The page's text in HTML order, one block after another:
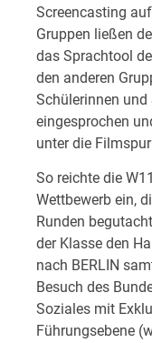
Screencasting
Gruppen ließen
das Sprachtool
den anderen
Schülerinnen
eingesprochen
unter die Filmspur
So reichte die
Wettbewerb ein,
Runden
der Klasse den
nach BERLIN
Besuch des
Soziales mit
Führungsebene